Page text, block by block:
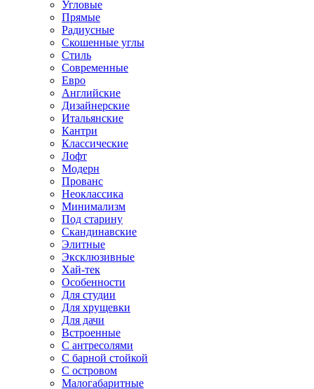
Угловые
Прямые
Радиусные
Скошенные углы
Стиль
Современные
Евро
Английские
Дизайнерские
Итальянские
Кантри
Классические
Лофт
Модерн
Прованс
Неоклассика
Минимализм
Под старину
Скандинавские
Элитные
Эксклюзивные
Хай-тек
Особенности
Для студии
Для хрущевки
Для дачи
Встроенные
С антресолями
С барной стойкой
С островом
Малогабаритные